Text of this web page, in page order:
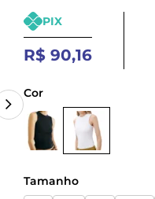
PIX
R$ 90,16
Cor
Tamanho